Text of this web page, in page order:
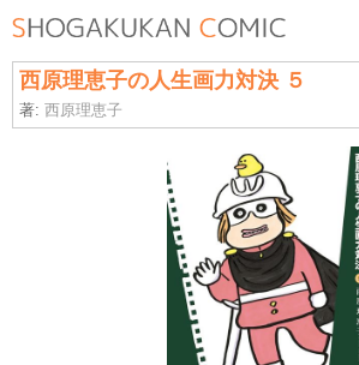
西原理恵子の人生画力対決 ５
著:西原理恵子